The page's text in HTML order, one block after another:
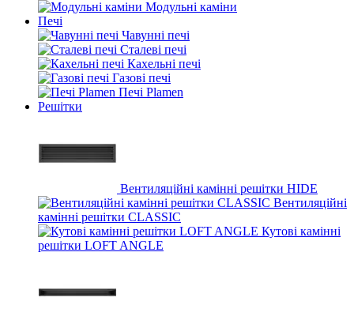
Модульні каміни
Печі
Чавунні печі
Сталеві печі
Кахельні печі
Газові печі
Печі Plamen
Решітки
Вентиляційні камінні решітки HIDE
Вентиляційні
камінні решітки CLASSIC
Кутові камінні
решітки LOFT ANGLE